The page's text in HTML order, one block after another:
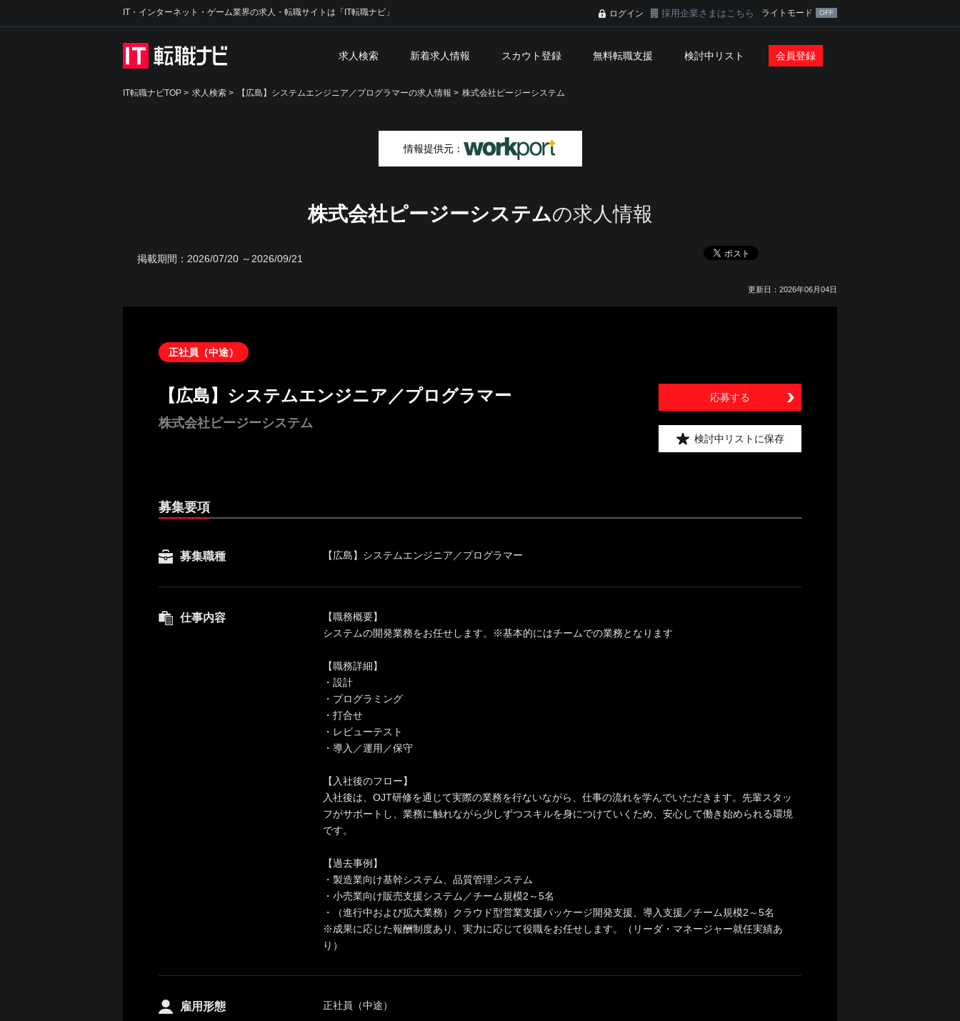
IT・インターネット・ゲーム業界の求人・転職サイトは「IT転職ナビ」 ログイン 採用企業さまはこちら ライトモード
求人検索 新着求人情報 スカウト登録 無料転職支援 検討中リスト 会員登録
IT転職ナビTOP > 求人検索 > 【広島】システムエンジニア／プログラマーの求人情報 > 株式会社ピージーシステム
情報提供元：
株式会社ピージーシステムの求人情報
掲載期間： 2026/07/20 ～2026/09/21
更新日：2026年06月04日
正社員（中途）
【広島】システムエンジニア／プログラマー
株式会社ピージーシステム
応募する
検討中リストに保存
募集要項
募集職種 【広島】システムエンジニア／プログラマー
仕事内容
【職務概要】
システムの開発業務をお任せします。※基本的にはチームでの業務となります
【職務詳細】
・設計
・プログラミング
・打合せ
・レビューテスト
・導入／運用／保守
【入社後のフロー】
入社後は、OJT研修を通じて実際の業務を行ないながら、仕事の流れを学んでいただきます。先輩スタッ
フがサポートし、業務に触れながら少しずつスキルを身につけていくため、安心して働き始められる環境
です。
【過去事例】
・製造業向け基幹システム、品質管理システム
・小売業向け販売支援システム／チーム規模2～5名
・（進行中および拡大業務）クラウド型営業支援パッケージ開発支援、導入支援／チーム規模2～5名
※成果に応じた報酬制度あり、実力に応じて役職をお任せします。（リーダ・マネージャー就任実績あ
り）
雇用形態 正社員（中途）